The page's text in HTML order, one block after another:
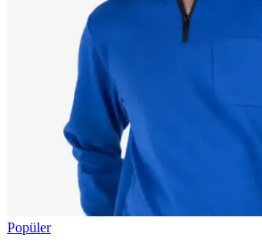
Popüler